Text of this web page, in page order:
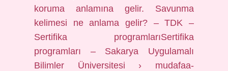
koruma anlamına gelir. Savunma
kelimesi ne anlama gelir? – TDK –
Sertifika programlarıSertifika
programları – Sakarya Uygulamalı
Bilimler Üniversitesi › mudafaa-